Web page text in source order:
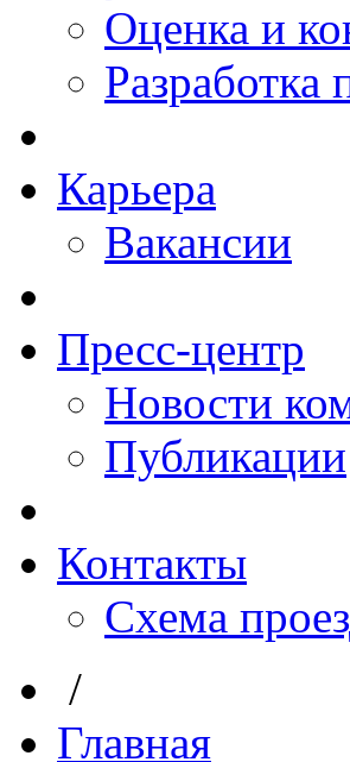
Оценка и
Разработка
Карьера
Вакансии
Пресс-центр
Новости
Публикации
Контакты
Схема
/
Главная